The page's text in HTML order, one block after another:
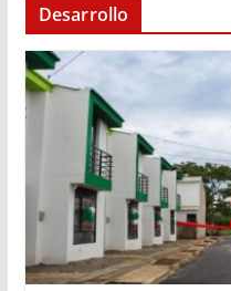
Desarrollo